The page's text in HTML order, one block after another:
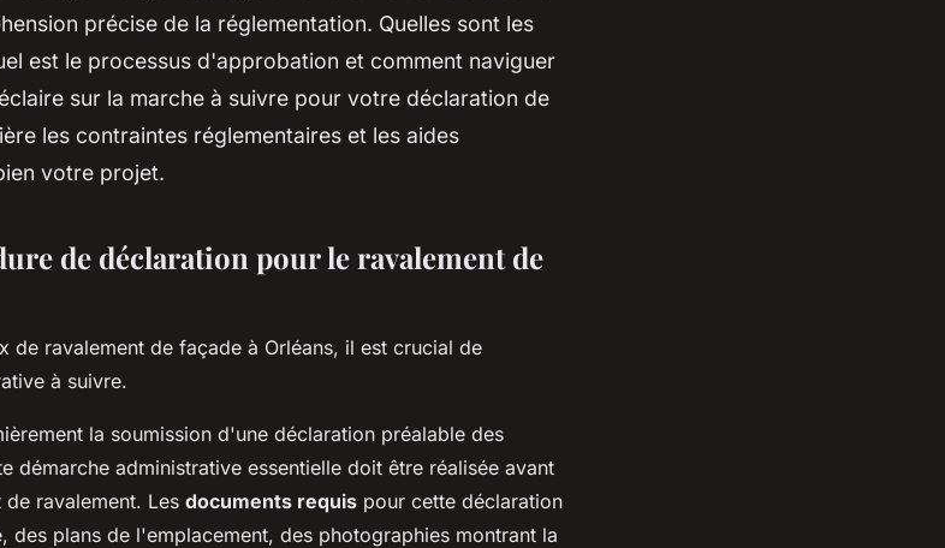
précise de la réglementation. Quelles sont les
est le processus d'approbation et comment naviguer
sur la marche à suivre pour votre déclaration de
les contraintes réglementaires et les aides
votre projet.
de déclaration pour le ravalement de
de ravalement de façade à Orléans, il est crucial de
à suivre.
la soumission d'une déclaration préalable des
démarche administrative essentielle doit être réalisée avant
ravalement. Les documents requis pour cette déclaration
des plans de l'emplacement, des photographies montrant la